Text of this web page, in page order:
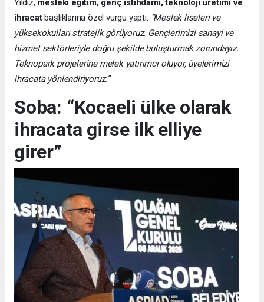
Yıldız, mesleki eğitim, genç istihdamı, teknoloji üretimi ve
ihracatbaşlıklarına özel vurgu yaptı: “Meslek liseleri ve
yüksekokulları stratejik görüyoruz. Gençlerimizi sanayi ve
hizmet sektörleriyle doğru şekilde buluşturmak zorundayız.
Teknopark projelerine melek yatırımcı oluyor, üyelerimizi
ihracata yönlendiriyoruz.”
Soba: “Kocaeli ülke olarak
ihracata girse ilk elliye
girer”